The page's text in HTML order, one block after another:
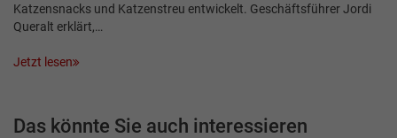
Katzensnacks und Katzenstreu entwickelt. Geschäftsführer Jordi
Queralt erklärt,…
Jetzt lesen
Das könnte Sie auch interessieren